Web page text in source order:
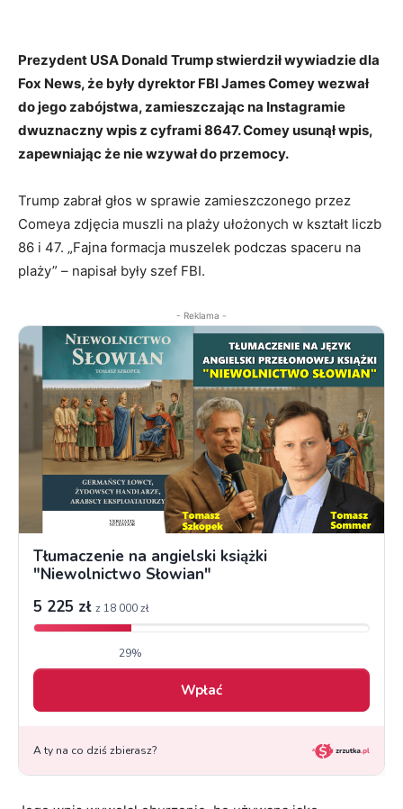
Prezydent USA Donald Trump stwierdził wywiadzie dla
Fox News, że były dyrektor FBI James Comey wezwał
do jego zabójstwa, zamieszczając na Instagramie
dwuznaczny wpis z cyframi 8647. Comey usunął wpis,
zapewniając że nie wzywał do przemocy.
Trump zabrał głos w sprawie zamieszczonego przez
Comeya zdjęcia muszli na plaży ułożonych w kształt liczb
86 i 47. „Fajna formacja muszelek podczas spaceru na
plaży” – napisał były szef FBI.
- Reklama -